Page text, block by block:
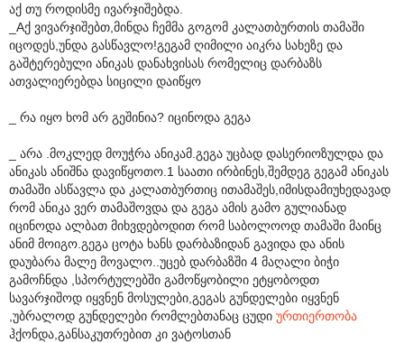
აქ თუ როდისმე ივარჯიშებდა.
_Aქ ვივარჯიშებთ,მინდა ჩემმა გოგომ კალათბურთის თამაში
იცოდეს,უნდა გასწავლო!გეგამ ღიმილი აიკრა სახეზე და
გაშტერებული ანიკას დანახვისას რომელიც დარბაზს
ათვალიერებდა სიცილი დაიწყო
_ რა იყო ხომ არ გეშინია? იცინოდა გეგა
_ არა .მოკლედ მოუჭრა ანიკამ.გეგა უცბად დასერიოზულდა და
ანიკას ანიშნა დავიწყოთო.1 საათი ირბინეს,შემდეგ გეგამ ანიკას
თამაში ასწავლა და კალათბურთიც ითამაშეს,იმისდამიუხედავად
რომ ანიკა ვერ თამაშოვდა და გეგა ამის გამო გულიანად
იცინოდა ალბათ მიხვდებოდით რომ საბოლოოდ თამაში მაინც
ანიმ მოიგო.გეგა ცოტა ხანს დარბაზიდან გავიდა და ანის
დაუბარა მალე მოვალო..უცებ დარბაზში 4 მაღალი ბიჭი
გამოჩნდა ,სპორტულებში გამოწყობილი ეტყობოდთ
სავარჯიშოდ იყვნენ მოსულები,გეგას გუნდელები იყვნენ
,უბრალოდ გუნდელები რომლებთანაც ცუდი ურთიერთობა
ჰქონდა,განსაკუთრებით კი ვატოსთან